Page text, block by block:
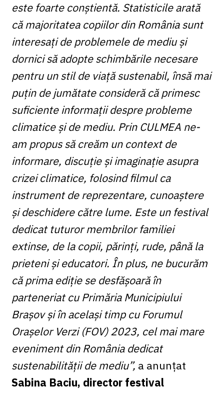
este foarte conștientă. Statisticile arată
că majoritatea copiilor din România sunt
interesați de problemele de mediu și
dornici să adopte schimbările necesare
pentru un stil de viață sustenabil, însă mai
puțin de jumătate consideră că primesc
suficiente informații despre probleme
climatice și de mediu. Prin CULMEA ne-
am propus să creăm un context de
informare, discuție și imaginație asupra
crizei climatice, folosind filmul ca
instrument de reprezentare, cunoaștere
și deschidere către lume. Este un festival
dedicat tuturor membrilor familiei
extinse, de la copii, părinți, rude, până la
prieteni și educatori. În plus, ne bucurăm
că prima ediție se desfășoară în
parteneriat cu Primăria Municipiului
Brașov și în același timp cu Forumul
Orașelor Verzi (FOV) 2023, cel mai mare
eveniment din România dedicat
sustenabilității de mediu”, a anunțat
Sabina Baciu, director festival